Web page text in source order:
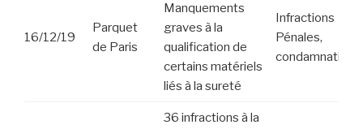
16/12/19
Parquet
de Paris
Manquements
graves à la
qualification de
certains matériels
liés à la sureté
Infractions
Pénales,
condamnations
36 infractions à la